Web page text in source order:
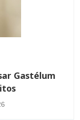
Gastélum